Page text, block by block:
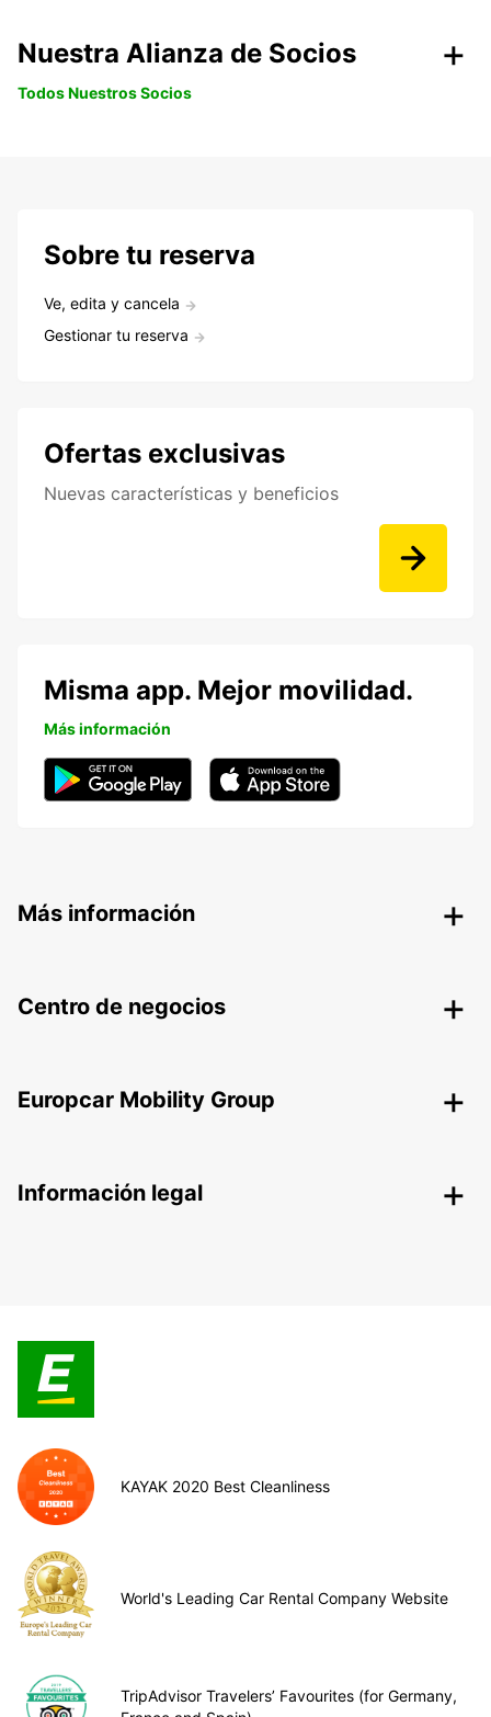
Nuestra Alianza de Socios
Todos Nuestros Socios
Sobre tu reserva
Ve, edita y cancela
Gestionar tu reserva
Ofertas exclusivas
Nuevas características y beneficios
Misma app. Mejor movilidad.
Más información
Más información
Centro de negocios
Europcar Mobility Group
Información legal
KAYAK 2020 Best Cleanliness
World's Leading Car Rental Company Website
TripAdvisor Travelers’ Favourites (for Germany,